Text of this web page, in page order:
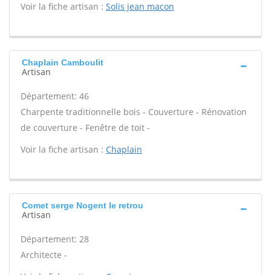
Voir la fiche artisan : Solis jean macon
Chaplain Camboulit
Artisan
Département: 46
Charpente traditionnelle bois - Couverture - Rénovation
de couverture - Fenêtre de toit -
Voir la fiche artisan : Chaplain
Comet serge Nogent le retrou
Artisan
Département: 28
Architecte -